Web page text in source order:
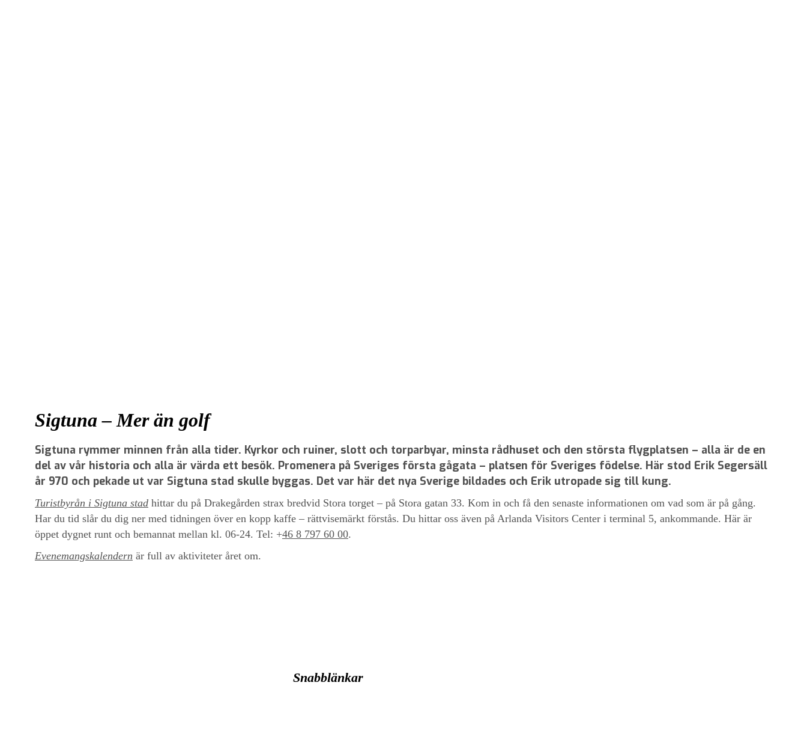
Sigtuna – Mer än golf
Sigtuna rymmer minnen från alla tider. Kyrkor och ruiner, slott och torparbyar, minsta rådhuset och den största flygplatsen – alla är de en
del av vår historia och alla är värda ett besök. Promenera på Sveriges första gågata – platsen för Sveriges födelse. Här stod Erik Segersäll
år 970 och pekade ut var Sigtuna stad skulle byggas. Det var här det nya Sverige bildades och Erik utropade sig till kung.
Turistbyrån i Sigtuna stad hittar du på Drakegården strax bredvid Stora torget – på Stora gatan 33. Kom in och få den senaste informationen om vad som är på gång.
Har du tid slår du dig ner med tidningen över en kopp kaffe – rättvisemärkt förstås. Du hittar oss även på Arlanda Visitors Center i terminal 5, ankommande. Här är
öppet dygnet runt och bemannat mellan kl. 06-24. Tel: +46 8 797 60 00.
Evenemangskalendern är full av aktiviteter året om.
Snabblänkar